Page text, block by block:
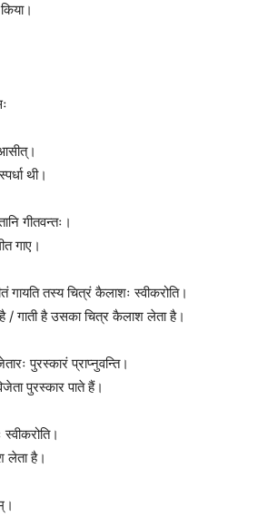
आसीत्।
थी।
गीतवन्तः।
गाए।
गायति तस्य चित्रं कैलाशः स्वीकरोति।
/ गाती है उसका चित्र कैलाश लेता है।
पुरस्कारं प्राप्नुवन्ति।
पुरस्कार पाते हैं।
लेता है।